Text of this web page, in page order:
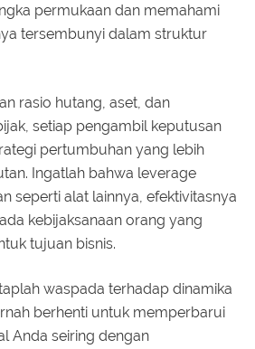
permukaan dan memahami
tersembunyi dalam struktur
rasio hutang, aset, dan
setiap pengambil keputusan
pertumbuhan yang lebih
Ingatlah bahwa leverage
seperti alat lainnya, efektivitasnya
kebijaksanaan orang yang
tujuan bisnis.
waspada terhadap dinamika
berhenti untuk memperbarui
Anda seiring dengan